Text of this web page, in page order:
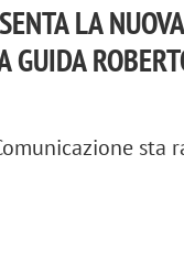
LA
GUIDA
sta